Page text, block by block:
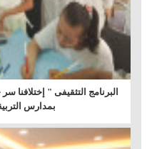
البرنامج التثقيفى " إختلافنا
بمدارس